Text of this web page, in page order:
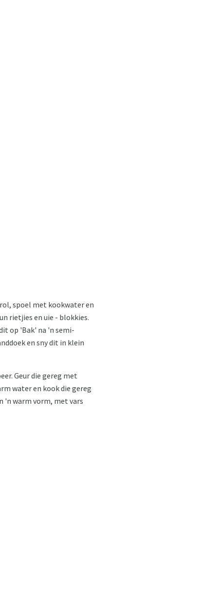
spoel met kookwater en
rietjies en uie - blokkies.
op 'Bak' na 'n semi-
en sny dit in klein
Geur die gereg met
water en kook die gereg
'n warm vorm, met vars